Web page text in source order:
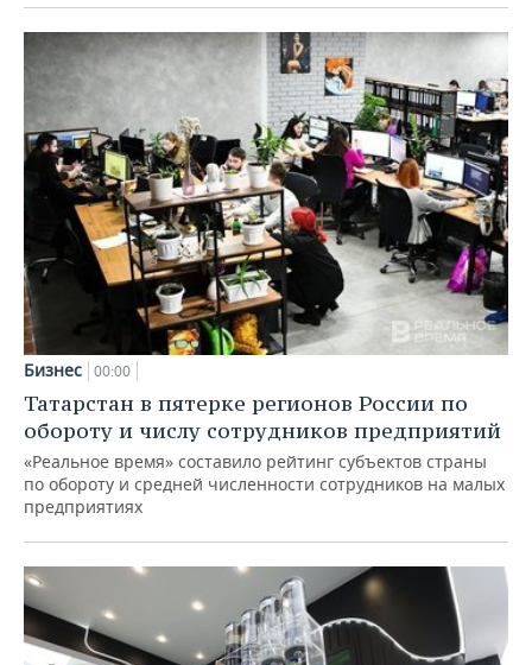
Бизнес 00:00
Татарстан в пятерке регионов России по
обороту и числу сотрудников предприятий
«Реальное время» составило рейтинг субъектов страны
по обороту и средней численности сотрудников на малых
предприятиях